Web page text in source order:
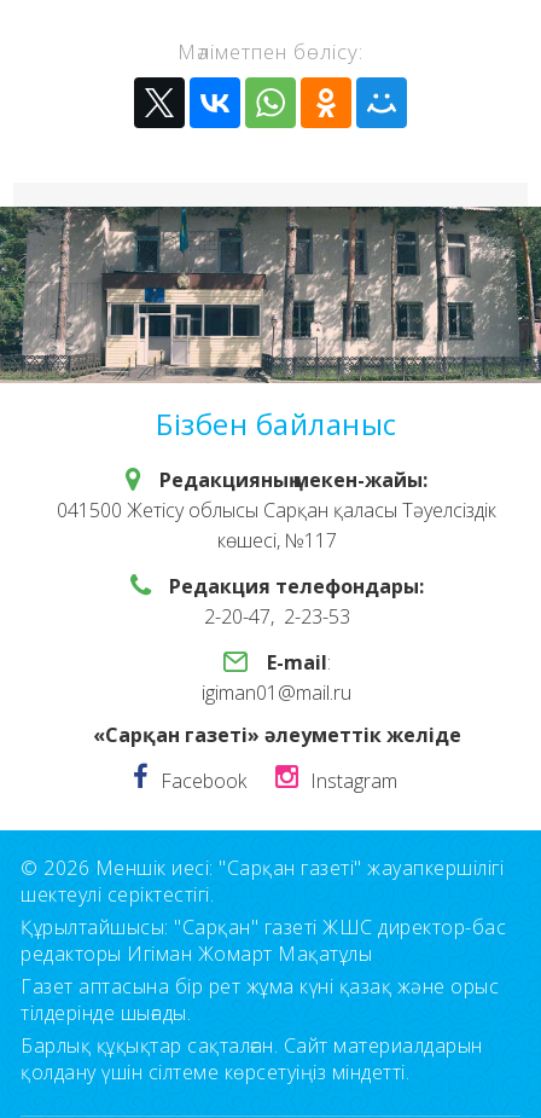
Мәліметпен бөлісу:
Бізбен байланыс
Редакцияның мекен-жайы:
041500 Жетісу облысы Сарқан қаласы Тәуелсіздік
көшесі, №117
Редакция телефондары:
2-20-47, 2-23-53
E-mail:
igiman01@mail.ru
«Сарқан газеті» әлеуметтік желіде
Facebook
Instagram
© 2026 Меншік иесі: "Сарқан газеті" жауапкершілігі
шектеулі серіктестігі.
Құрылтайшысы: "Сарқан" газеті ЖШС директор-бас
редакторы Игіман Жомарт Мақатұлы
Газет аптасына бір рет жұма күні қазақ және орыс
тілдерінде шығады.
Барлық құқықтар сақталған. Сайт материалдарын
қолдану үшін сілтеме көрсетуіңіз міндетті.